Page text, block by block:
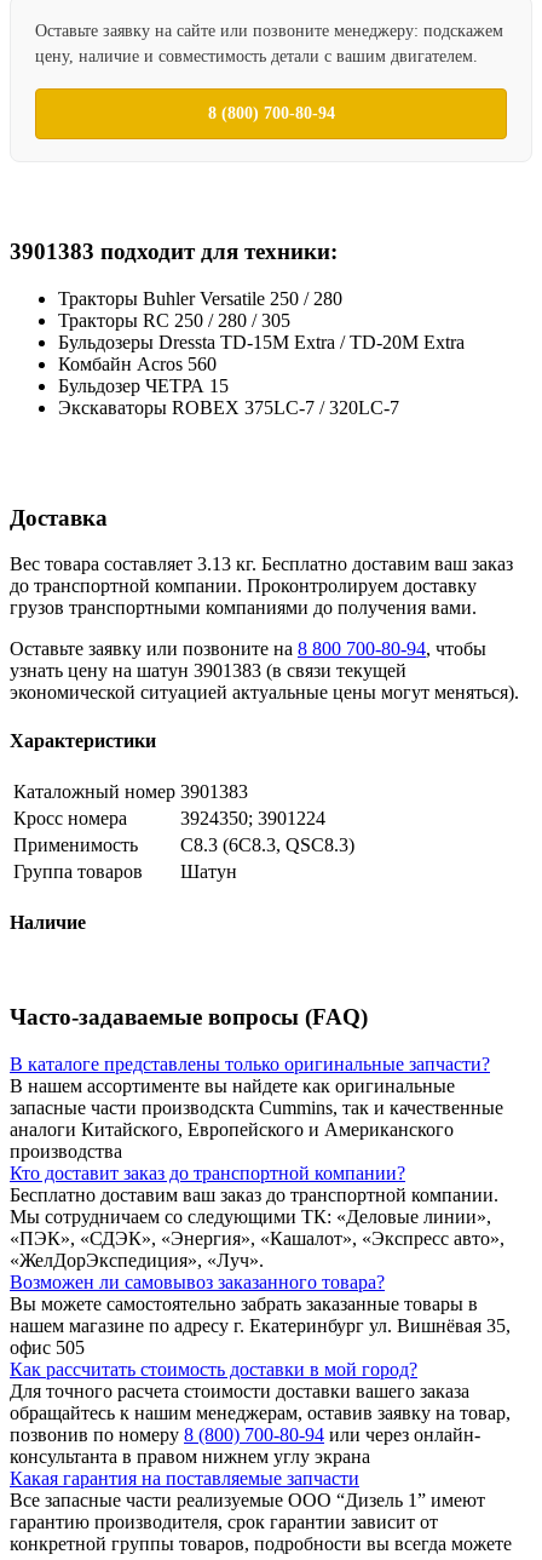
Оставьте заявку на сайте или позвоните менеджеру: подскажем
цену, наличие и совместимость детали с вашим двигателем.
8 (800) 700-80-94
3901383 подходит для техники:
Тракторы Buhler Versatile 250 / 280
Тракторы RC 250 / 280 / 305
Бульдозеры Dressta TD-15M Extra / TD-20M Extra
Комбайн Acros 560
Бульдозер ЧЕТРА 15
Экскаваторы ROBEX 375LC-7 / 320LC-7
Доставка
Вес товара составляет 3.13 кг. Бесплатно доставим ваш заказ
до транспортной компании. Проконтролируем доставку
грузов транспортными компаниями до получения вами.
Оставьте заявку или позвоните на 8 800 700-80-94, чтобы
узнать цену на шатун 3901383 (в связи текущей
экономической ситуацией актуальные цены могут меняться).
Характеристики
Каталожный номер 3901383
Кросс номера
3924350; 3901224
Применимость
C8.3 (6C8.3, QSC8.3)
Группа товаров
Шатун
Наличие
Часто-задаваемые вопросы (FAQ)
В каталоге представлены только оригинальные запчасти?
В нашем ассортименте вы найдете как оригинальные
запасные части производскта Cummins, так и качественные
аналоги Китайского, Европейского и Американского
производства
Кто доставит заказ до транспортной компании?
Бесплатно доставим ваш заказ до транспортной компании.
Мы сотрудничаем со следующими ТК: «Деловые линии»,
«ПЭК», «СДЭК», «Энергия», «Кашалот», «Экспресс авто»,
«ЖелДорЭкспедиция», «Луч».
Возможен ли самовывоз заказанного товара?
Вы можете самостоятельно забрать заказанные товары в
нашем магазине по адресу г. Екатеринбург ул. Вишнёвая 35,
офис 505
Как рассчитать стоимость доставки в мой город?
Для точного расчета стоимости доставки вашего заказа
обращайтесь к нашим менеджерам, оставив заявку на товар,
позвонив по номеру 8 (800) 700-80-94 или через онлайн-
консультанта в правом нижнем углу экрана
Какая гарантия на поставляемые запчасти
Все запасные части реализуемые ООО “Дизель 1” имеют
гарантию производителя, срок гарантии зависит от
конкретной группы товаров, подробности вы всегда можете